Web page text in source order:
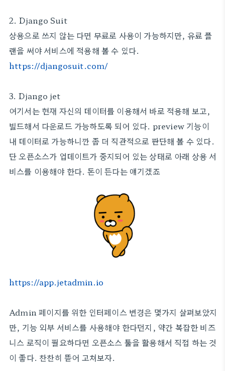
2. Django Suit
상용으로 쓰지 않는 다면 무료로 사용이 가능하지만, 유료 플
랜을 써야 서비스에 적용해 볼 수 있다.
https://djangosuit.com/
3. Django jet
여기서는 현재 자신의 데이터를 이용해서 바로 적용해 보고,
빌드해서 다운로드 가능하도록 되어 있다. preview 기능이
내 데이터로 가능하니깐 좀 더 직관적으로 판단해 볼 수 있다.
단 오픈소스가 업데이트가 중지되어 있는 상태로 아래 상용 서
비스를 이용해야 한다. 돈이 든다는 얘기겠죠
https://app.jetadmin.io
Admin 페이지를 위한 인터페이스 변경은 몇가지 살펴보았지
만, 기능 외부 서비스를 사용해야 한다던지, 약간 복잡한 비즈
니스 로직이 필요하다면 오픈소스 툴을 활용해서 직접 하는 것
이 좋다. 찬찬히 뜯어 고쳐보자.